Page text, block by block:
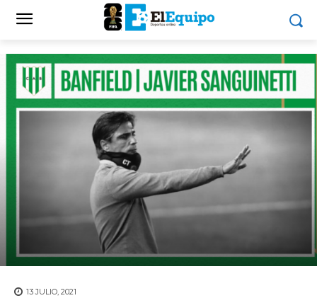
13 JULIO, 2021